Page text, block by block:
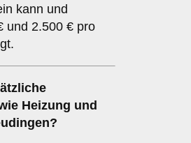
kann und
und 2.500 € pro
Heizung und